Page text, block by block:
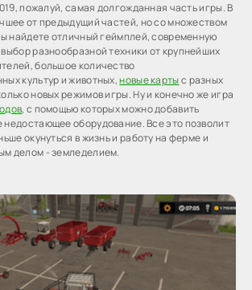
пожалуй, самая долгожданная часть игры. В
от предыдущий частей, но со множеством
найдете отличный геймплей, современную
разнообразной техники от крупнейших
большое количество
культур и животных,новые картыс разных
новых режимов игры. Ну и конечно же игра
, с помощью которых можно добавить
оборудование. Все это позволит
окунуться в жизнь и работу на ферме и
делом - земледелием.